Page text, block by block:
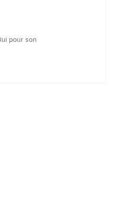
pour son